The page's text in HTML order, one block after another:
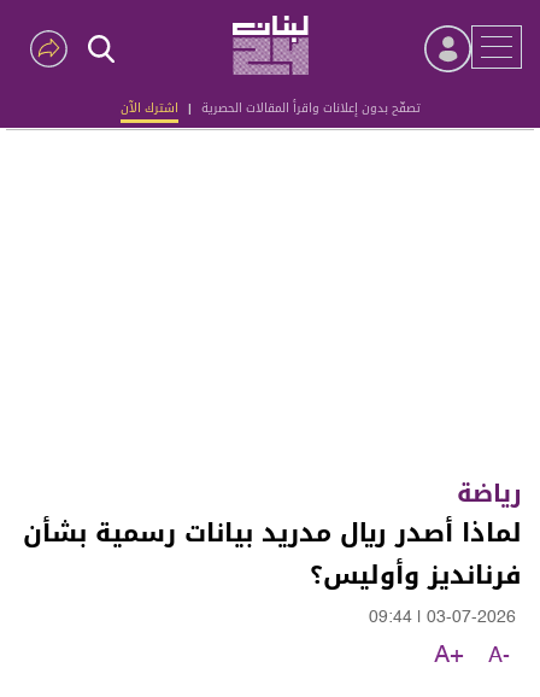
تصفّح بدون إعلانات واقرأ المقالات الحصرية | اشترك الآن
Advertisement
رياضة
لماذا أصدر ريال مدريد بيانات رسمية بشأن
فرنانديز وأوليس؟
03-07-2026
09:44
A-
A+